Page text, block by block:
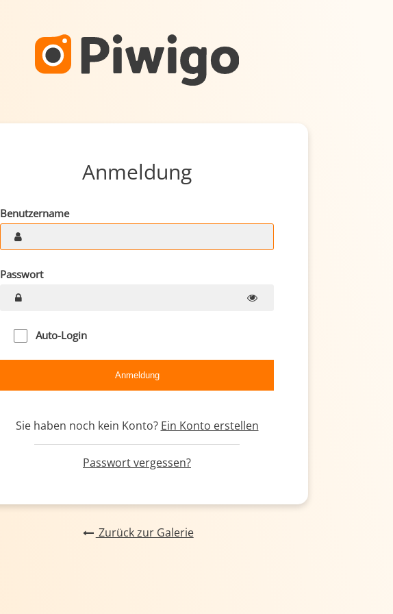
Anmeldung
Benutzername
Passwort
Auto-Login
Sie haben noch kein Konto? Ein Konto erstellen
Passwort vergessen?
Zurück zur Galerie